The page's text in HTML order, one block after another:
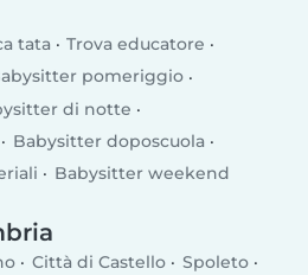
tata
Trova educatore
pomeriggio
di notte
Babysitter doposcuola
Babysitter weekend
Città di Castello
Spoleto